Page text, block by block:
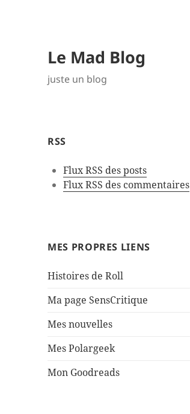
Le Mad Blog
juste un blog
RSS
Flux RSS des posts
Flux RSS des commentaires
MES PROPRES LIENS
Histoires de Roll
Ma page SensCritique
Mes nouvelles
Mes Polargeek
Mon Goodreads